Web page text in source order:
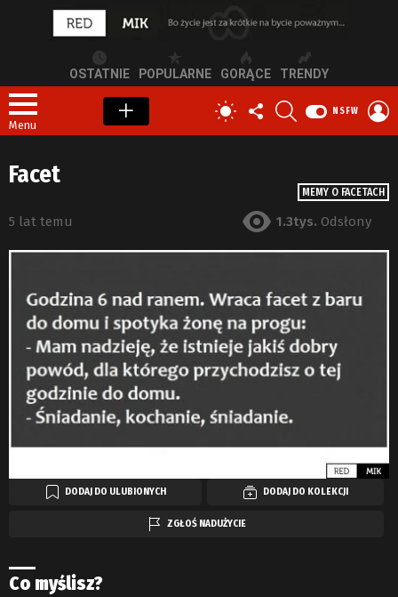
OSTATNIE POPULARNE GORĄCE TRENDY
Menu
PRZEŁĄCZ
SKÓRKĘ
OBSERWUJ
NAS
NSFW
MEMY O FACETACH
Facet
5 lat temu 1.3tys. Odsłony
DODAJ DO ULUBIONYCH DODAJ DO KOLEKCJI
ZGŁOŚ NADUŻYCIE
Co myślisz?